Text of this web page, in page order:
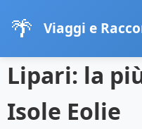
🌴 Viaggi e
Lipari: la
Isole Eolie